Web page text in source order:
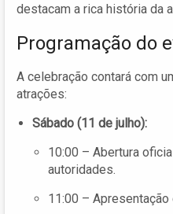
destacam a rica história da
Programação do
A celebração contará com
atrações:
Sábado (11 de julho):
10:00 – Abertura
autoridades.
11:00 –